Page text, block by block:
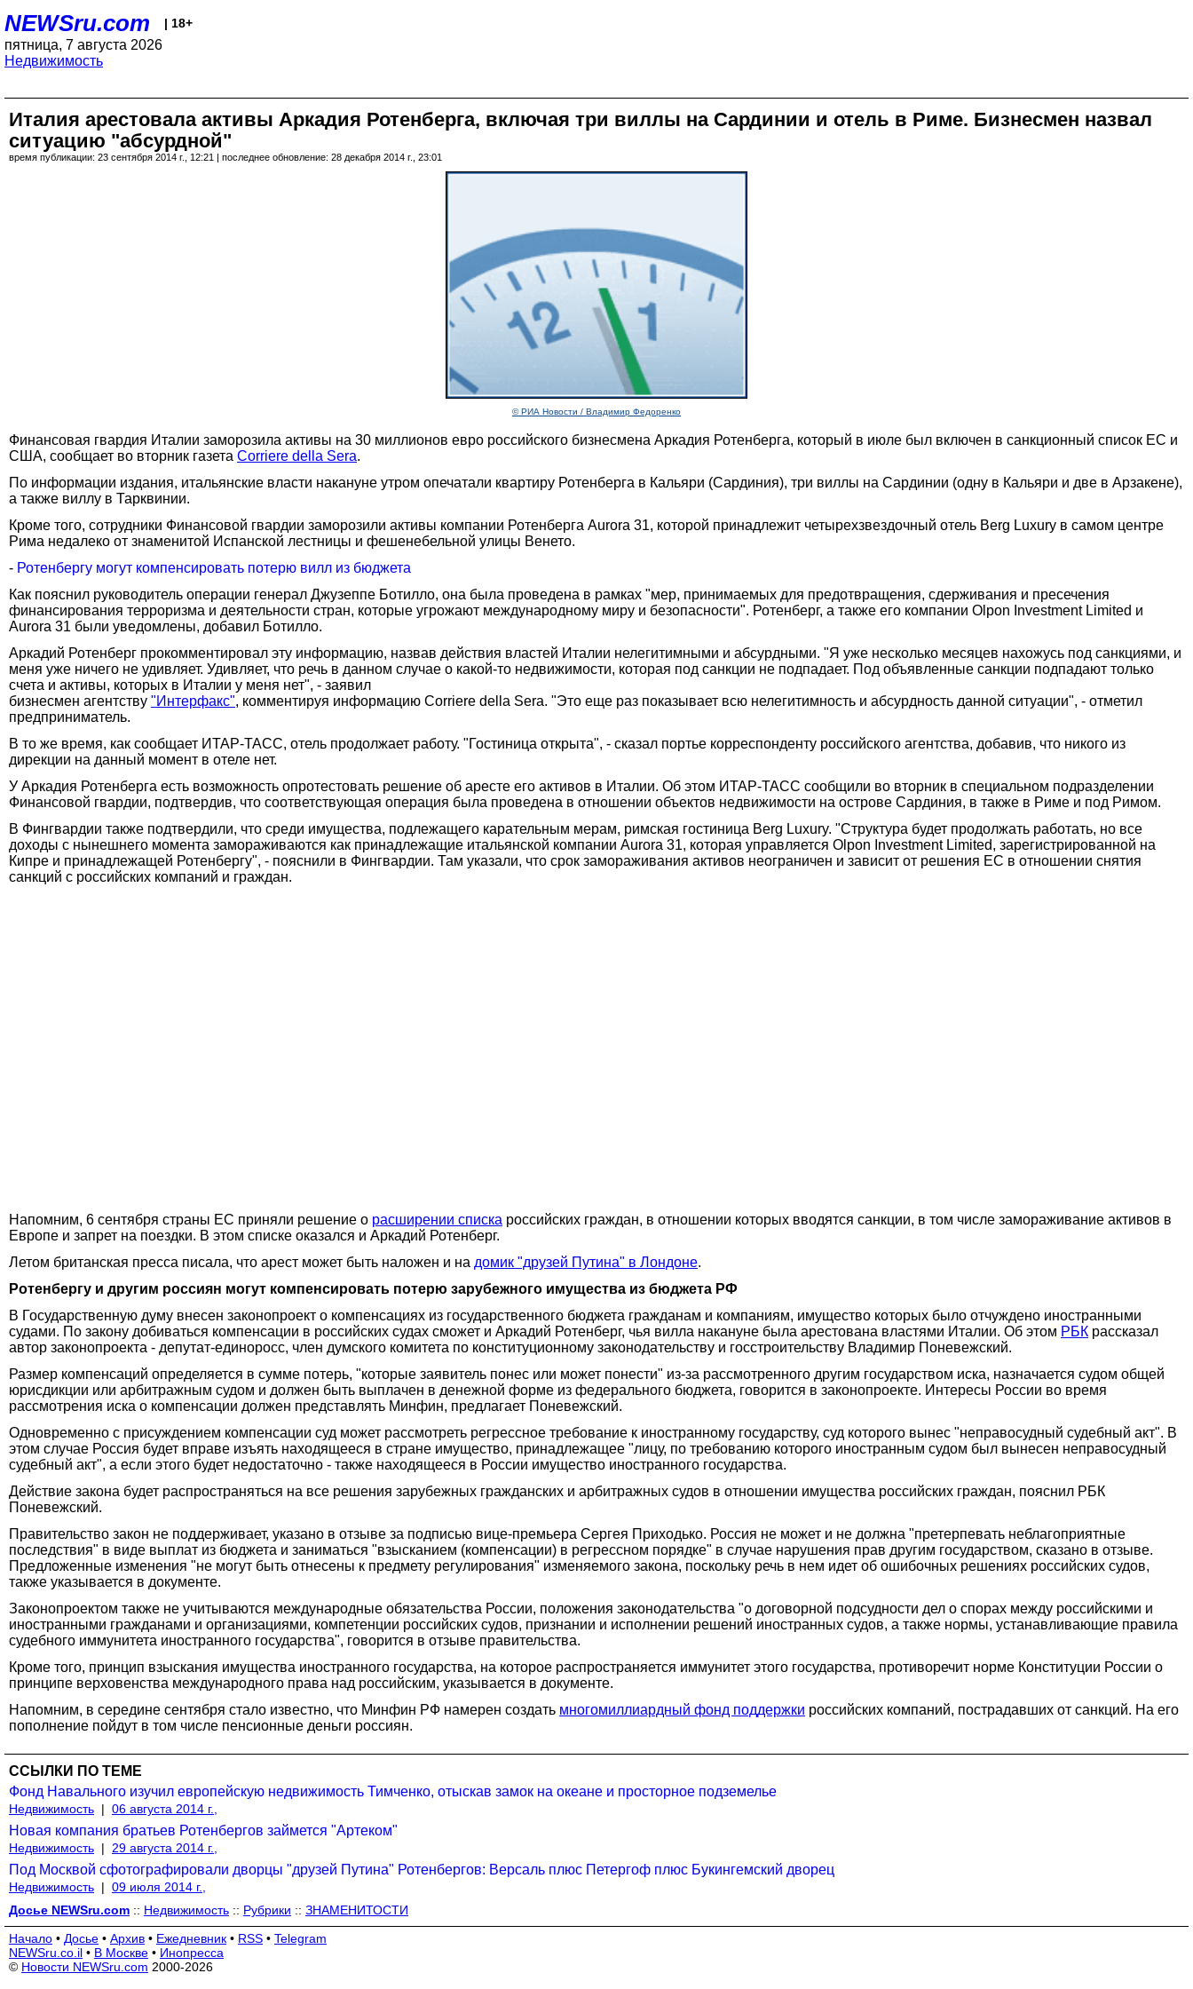
NEWSru.com | 18+
пятница, 7 августа 2026
Недвижимость
Италия арестовала активы Аркадия Ротенберга, включая три виллы на Сардинии и отель в Риме. Бизнесмен назвал
ситуацию "абсурдной"
время публикации: 23 сентября 2014 г., 12:21 | последнее обновление: 28 декабря 2014 г., 23:01
© РИА Новости / Владимир Федоренко
Финансовая гвардия Италии заморозила активы на 30 миллионов евро российского бизнесмена Аркадия Ротенберга, который в июле был включен в санкционный список ЕС и
США, сообщает во вторник газета Corriere della Sera.
По информации издания, итальянские власти накануне утром опечатали квартиру Ротенберга в Кальяри (Сардиния), три виллы на Сардинии (одну в Кальяри и две в Арзакене),
а также виллу в Тарквинии.
Кроме того, сотрудники Финансовой гвардии заморозили активы компании Ротенберга Aurora 31, которой принадлежит четырехзвездочный отель Berg Luxury в самом центре
Рима недалеко от знаменитой Испанской лестницы и фешенебельной улицы Венето.
- Ротенбергу могут компенсировать потерю вилл из бюджета
Как пояснил руководитель операции генерал Джузеппе Ботилло, она была проведена в рамках "мер, принимаемых для предотвращения, сдерживания и пресечения
финансирования терроризма и деятельности стран, которые угрожают международному миру и безопасности". Ротенберг, а также его компании Olpon Investment Limited и
Aurora 31 были уведомлены, добавил Ботилло.
Аркадий Ротенберг прокомментировал эту информацию, назвав действия властей Италии нелегитимными и абсурдными. "Я уже несколько месяцев нахожусь под санкциями, и
меня уже ничего не удивляет. Удивляет, что речь в данном случае о какой-то недвижимости, которая под санкции не подпадает. Под объявленные санкции подпадают только
счета и активы, которых в Италии у меня нет", - заявил
бизнесмен агентству "Интерфакс", комментируя информацию Corriere della Sera. "Это еще раз показывает всю нелегитимность и абсурдность данной ситуации", - отметил
предприниматель.
В то же время, как сообщает ИТАР-ТАСС, отель продолжает работу. "Гостиница открыта", - сказал портье корреспонденту российского агентства, добавив, что никого из
дирекции на данный момент в отеле нет.
У Аркадия Ротенберга есть возможность опротестовать решение об аресте его активов в Италии. Об этом ИТАР-ТАСС сообщили во вторник в специальном подразделении
Финансовой гвардии, подтвердив, что соответствующая операция была проведена в отношении объектов недвижимости на острове Сардиния, в также в Риме и под Римом.
В Фингвардии также подтвердили, что среди имущества, подлежащего карательным мерам, римская гостиница Berg Luxury. "Структура будет продолжать работать, но все
доходы с нынешнего момента замораживаются как принадлежащие итальянской компании Aurora 31, которая управляется Olpon Investment Limited, зарегистрированной на
Кипре и принадлежащей Ротенбергу", - пояснили в Фингвардии. Там указали, что срок замораживания активов неограничен и зависит от решения ЕС в отношении снятия
санкций с российских компаний и граждан.
Напомним, 6 сентября страны ЕС приняли решение о расширении списка российских граждан, в отношении которых вводятся санкции, в том числе замораживание активов в
Европе и запрет на поездки. В этом списке оказался и Аркадий Ротенберг.
Летом британская пресса писала, что арест может быть наложен и на домик "друзей Путина" в Лондоне.
Ротенбергу и другим россиян могут компенсировать потерю зарубежного имущества из бюджета РФ
В Государственную думу внесен законопроект о компенсациях из государственного бюджета гражданам и компаниям, имущество которых было отчуждено иностранными
судами. По закону добиваться компенсации в российских судах сможет и Аркадий Ротенберг, чья вилла накануне была арестована властями Италии. Об этом РБК рассказал
автор законопроекта - депутат-единоросс, член думского комитета по конституционному законодательству и госстроительству Владимир Поневежский.
Размер компенсаций определяется в сумме потерь, "которые заявитель понес или может понести" из-за рассмотренного другим государством иска, назначается судом общей
юрисдикции или арбитражным судом и должен быть выплачен в денежной форме из федерального бюджета, говорится в законопроекте. Интересы России во время
рассмотрения иска о компенсации должен представлять Минфин, предлагает Поневежский.
Одновременно с присуждением компенсации суд может рассмотреть регрессное требование к иностранному государству, суд которого вынес "неправосудный судебный акт". В
этом случае Россия будет вправе изъять находящееся в стране имущество, принадлежащее "лицу, по требованию которого иностранным судом был вынесен неправосудный
судебный акт", а если этого будет недостаточно - также находящееся в России имущество иностранного государства.
Действие закона будет распространяться на все решения зарубежных гражданских и арбитражных судов в отношении имущества российских граждан, пояснил РБК
Поневежский.
Правительство закон не поддерживает, указано в отзыве за подписью вице-премьера Сергея Приходько. Россия не может и не должна "претерпевать неблагоприятные
последствия" в виде выплат из бюджета и заниматься "взысканием (компенсации) в регрессном порядке" в случае нарушения прав другим государством, сказано в отзыве.
Предложенные изменения "не могут быть отнесены к предмету регулирования" изменяемого закона, поскольку речь в нем идет об ошибочных решениях российских судов,
также указывается в документе.
Законопроектом также не учитываются международные обязательства России, положения законодательства "о договорной подсудности дел о спорах между российскими и
иностранными гражданами и организациями, компетенции российских судов, признании и исполнении решений иностранных судов, а также нормы, устанавливающие правила
судебного иммунитета иностранного государства", говорится в отзыве правительства.
Кроме того, принцип взыскания имущества иностранного государства, на которое распространяется иммунитет этого государства, противоречит норме Конституции России о
принципе верховенства международного права над российским, указывается в документе.
Напомним, в середине сентября стало известно, что Минфин РФ намерен создать многомиллиардный фонд поддержки российских компаний, пострадавших от санкций. На его
пополнение пойдут в том числе пенсионные деньги россиян.
ССЫЛКИ ПО ТЕМЕ
Фонд Навального изучил европейскую недвижимость Тимченко, отыскав замок на океане и просторное подземелье
Недвижимость | 06 августа 2014 г.,
Новая компания братьев Ротенбергов займется "Артеком"
Недвижимость | 29 августа 2014 г.,
Под Москвой сфотографировали дворцы "друзей Путина" Ротенбергов: Версаль плюс Петергоф плюс Букингемский дворец
Недвижимость | 09 июля 2014 г.,
Досье NEWSru.com :: Недвижимость :: Рубрики :: ЗНАМЕНИТОСТИ
Начало • Досье • Архив • Ежедневник • RSS • Telegram
NEWSru.co.il • В Москве • Инопресса
© Новости NEWSru.com 2000-2026